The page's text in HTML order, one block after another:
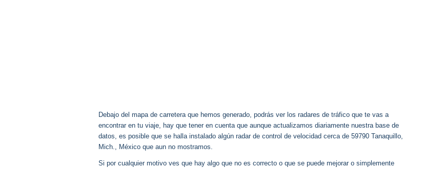
Debajo del mapa de carretera que hemos generado, podrás ver los radares de tráfico que te vas a
encontrar en tu viaje, hay que tener en cuenta que aunque actualizamos diariamente nuestra base de
datos, es posible que se halla instalado algún radar de control de velocidad cerca de 59790 Tanaquillo,
Mich., México que aun no mostramos.
Si por cualquier motivo ves que hay algo que no es correcto o que se puede mejorar o simplemente